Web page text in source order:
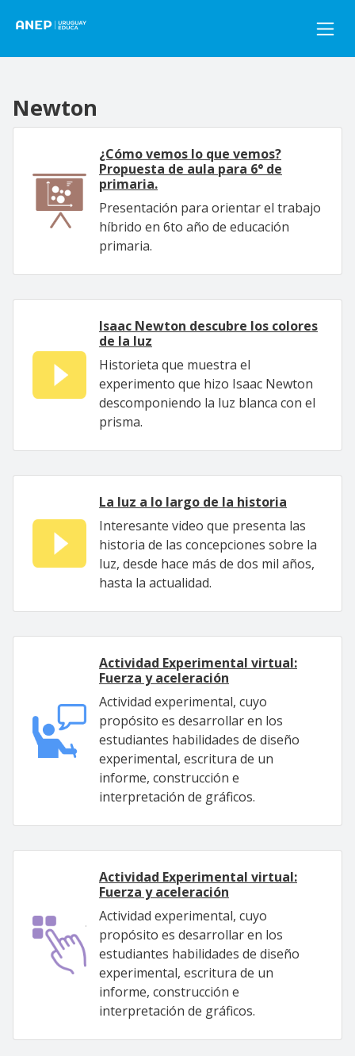
Newton
¿Cómo vemos lo que vemos?
Propuesta de aula para 6° de
primaria.
Presentación para orientar el trabajo
híbrido en 6to año de educación
primaria.
Isaac Newton descubre los colores
de la luz
Historieta que muestra el
experimento que hizo Isaac Newton
descomponiendo la luz blanca con el
prisma.
La luz a lo largo de la historia
Interesante video que presenta las
historia de las concepciones sobre la
luz, desde hace más de dos mil años,
hasta la actualidad.
Actividad Experimental virtual:
Fuerza y aceleración
Actividad experimental, cuyo
propósito es desarrollar en los
estudiantes habilidades de diseño
experimental, escritura de un
informe, construcción e
interpretación de gráficos.
Actividad Experimental virtual:
Fuerza y aceleración
Actividad experimental, cuyo
propósito es desarrollar en los
estudiantes habilidades de diseño
experimental, escritura de un
informe, construcción e
interpretación de gráficos.